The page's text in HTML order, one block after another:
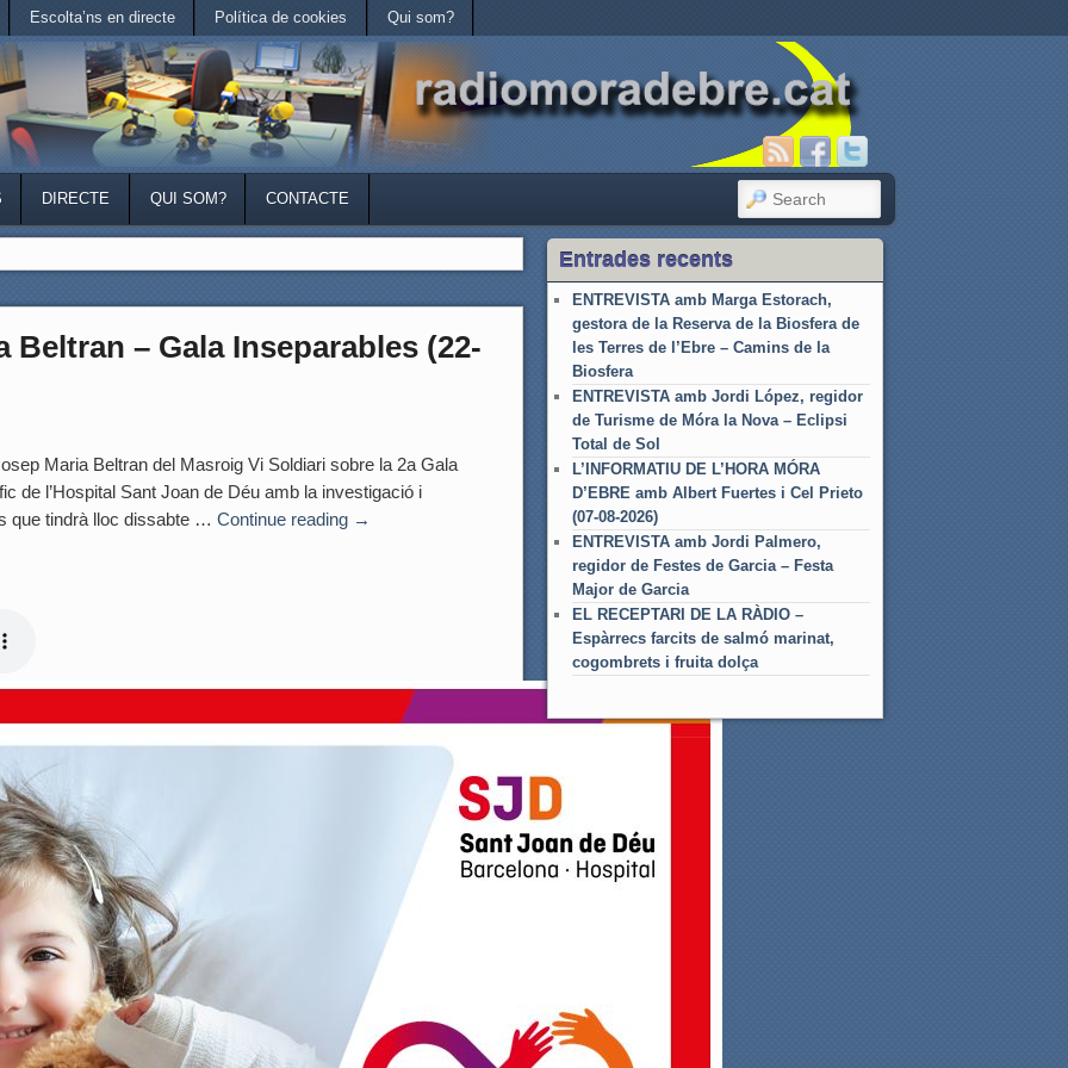
Escolta’ns en directe Política de cookies Qui som?
DIRECTE QUI SOM? CONTACTE SEARCH
Beltran – Gala Inseparables (22-
Maria Beltran del Masroig Vi Soldiari sobre la 2a Gala
de l’Hospital Sant Joan de Déu amb la investigació i
que tindrà lloc dissabte … Continue reading →
Entrades recents
ENTREVISTA amb Marga Estorach,
gestora de la Reserva de la Biosfera de
les Terres de l’Ebre – Camins de la
Biosfera
ENTREVISTA amb Jordi López, regidor
de Turisme de Móra la Nova – Eclipsi
Total de Sol
L’INFORMATIU DE L’HORA MÓRA
D’EBRE amb Albert Fuertes i Cel Prieto
(07-08-2026)
ENTREVISTA amb Jordi Palmero,
regidor de Festes de Garcia – Festa
Major de Garcia
EL RECEPTARI DE LA RÀDIO –
Espàrrecs farcits de salmó marinat,
cogombrets i fruita dolça